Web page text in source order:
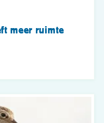
meer ruimte